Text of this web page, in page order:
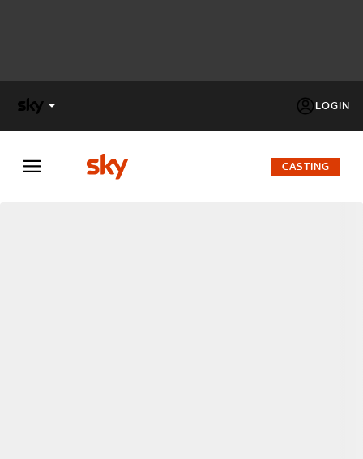
LOGIN
FACTOR
CASTING